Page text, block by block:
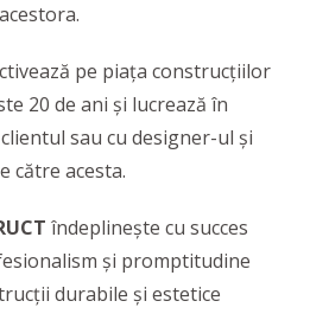
pe piața construcțiilor
20 de ani și lucrează în
sau cu designer-ul și
către acesta.
îndeplinește cu succes
şi promptitudine
durabile şi estetice